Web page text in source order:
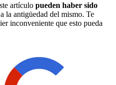
artículo pueden haber sido
la antigüedad del mismo. Te
inconveniente que esto pueda